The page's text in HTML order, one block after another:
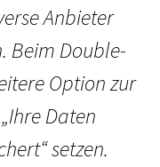
Anbieter
Beim Double-
Option zur
Daten
setzen.